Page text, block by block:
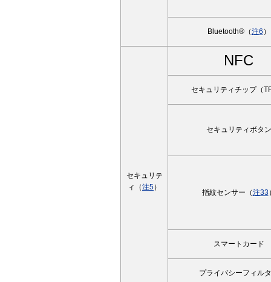
Bluetooth®（注6 ）
セキュリテ
ィ（注5）
NFC
セキュリティチップ（
セキュリティボタン
指紋センサー（注33
スマートカード
プライバシーフィル